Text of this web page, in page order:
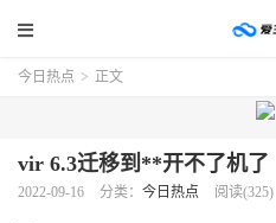
今日热点 > 正文
vir 6.3迁移到**开不了机了
2022-09-16 分类： 今日热点 阅读(325)